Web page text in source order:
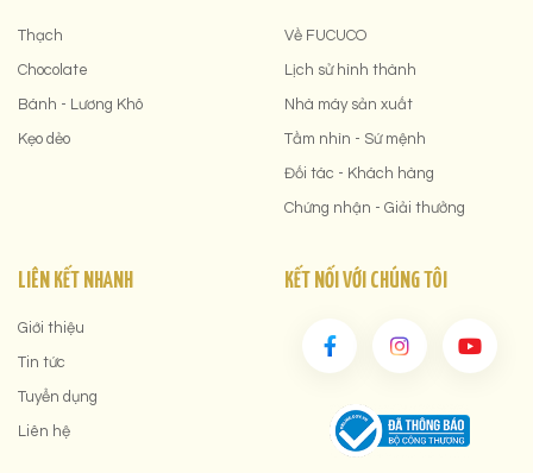
Thạch
Chocolate
Bánh - Lương Khô
Kẹo dẻo
Về FUCUCO
Lịch sử hình thành
Nhà máy sản xuất
Tầm nhìn - Sứ mệnh
Đối tác - Khách hàng
Chứng nhận - Giải thưởng
LIÊN KẾT NHANH
Giới thiệu
Tin tức
Tuyển dụng
Liên hệ
KẾT NỐI VỚI CHÚNG TÔI